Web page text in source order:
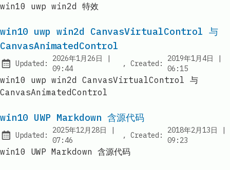
win10 uwp win2d 特效
win10 uwp win2d CanvasVirtualControl 与
CanvasAnimatedControl
Updated:
2026年1月26日 |
09:44
, Created:
2019年1月4日 |
06:15
win10 uwp win2d CanvasVirtualControl 与
CanvasAnimatedControl
win10 UWP Markdown 含源代码
Updated:
2025年12月28日
|
at
07:46
, Created:
2018年2月13日 |
09:23
win10 UWP Markdown 含源代码